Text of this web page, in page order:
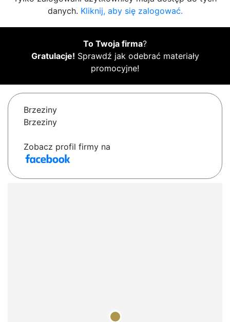
danych. Kliknij, aby się zalogować.
To Twoja firma?
Gratulacje! Sprawdź jak odebrać materiały
promocyjne!
Brzeziny
Brzeziny
Zobacz profil firmy na